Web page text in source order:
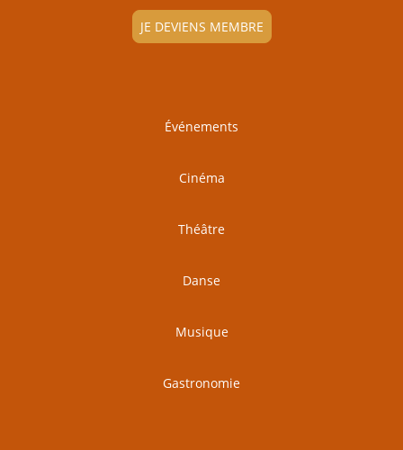
JE DEVIENS MEMBRE
Événements
Cinéma
Théâtre
Danse
Musique
Gastronomie